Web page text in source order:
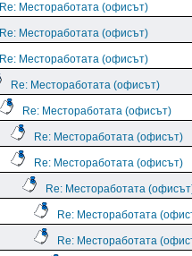
Re: Местоработата (офисът)
Re: Местоработата (офисът)
Re: Местоработата (офисът)
Re: Местоработата (офисът)
Re: Местоработата (офисът)
Re: Местоработата (офисът)
Re: Местоработата (офисът)
Re: Местоработата
Re: Местоработата
Re: Местоработата